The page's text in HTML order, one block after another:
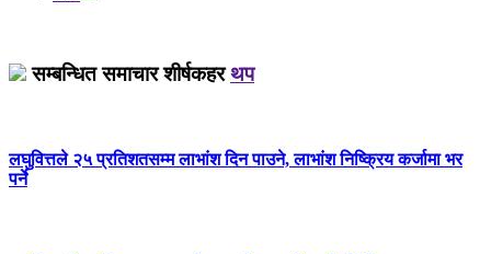
सम्बन्धित समाचार शीर्षकहरथप
लघुवित्तले २५ प्रतिशतसम्म लाभांश दिन पाउने, लाभांश निष्क्रिय कर्जामा भर
पर्ने